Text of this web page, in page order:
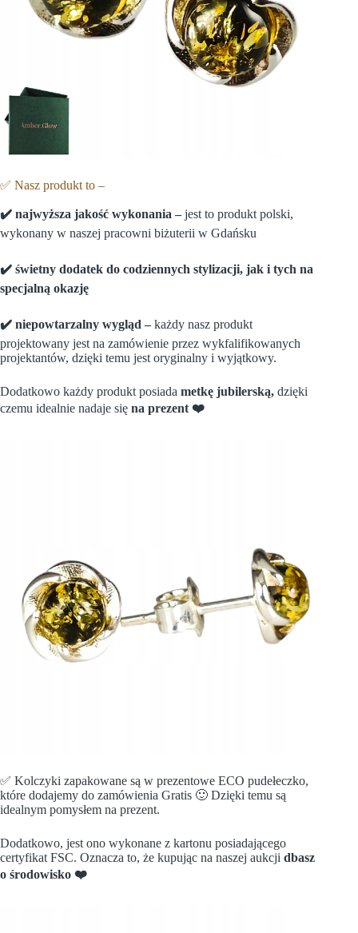
✅ Nasz produkt to –
✔️ najwyższa jakość wykonania – jest to produkt polski,
wykonany w naszej pracowni biżuterii w Gdańsku
✔️ świetny dodatek do codziennych stylizacji, jak i tych na
specjalną okazję
✔️ niepowtarzalny wygląd – każdy nasz produkt
projektowany jest na zamówienie przez wykfalifikowanych
projektantów, dzięki temu jest oryginalny i wyjątkowy.
Dodatkowo każdy produkt posiada metkę jubilerską, dzięki
czemu idealnie nadaje się na prezent ❤️
✅ Kolczyki zapakowane są w prezentowe ECO pudełeczko,
które dodajemy do zamówienia Gratis 🙂 Dzięki temu są
idealnym pomysłem na prezent.
Dodatkowo, jest ono wykonane z kartonu posiadającego
certyfikat FSC. Oznacza to, że kupując na naszej aukcji dbasz
o środowisko ❤️